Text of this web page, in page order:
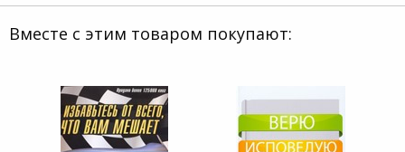
Вместе с этим товаром покупают: